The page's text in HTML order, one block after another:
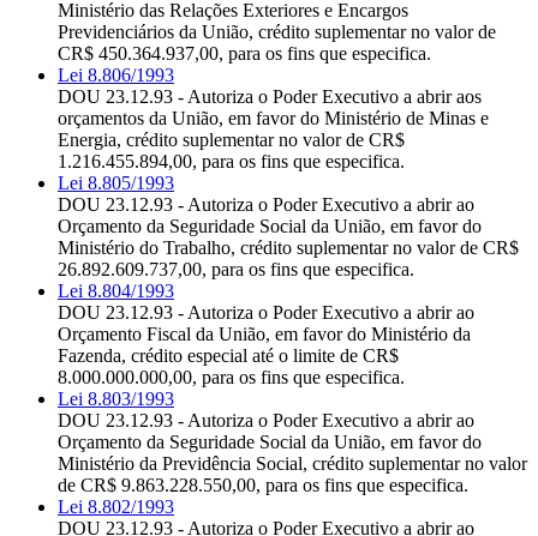
Ministério das Relações Exteriores e Encargos
Previdenciários da União, crédito suplementar no valor de
CR$ 450.364.937,00, para os fins que especifica.
Lei 8.806/1993
DOU 23.12.93 - Autoriza o Poder Executivo a abrir aos
orçamentos da União, em favor do Ministério de Minas e
Energia, crédito suplementar no valor de CR$
1.216.455.894,00, para os fins que especifica.
Lei 8.805/1993
DOU 23.12.93 - Autoriza o Poder Executivo a abrir ao
Orçamento da Seguridade Social da União, em favor do
Ministério do Trabalho, crédito suplementar no valor de CR$
26.892.609.737,00, para os fins que especifica.
Lei 8.804/1993
DOU 23.12.93 - Autoriza o Poder Executivo a abrir ao
Orçamento Fiscal da União, em favor do Ministério da
Fazenda, crédito especial até o limite de CR$
8.000.000.000,00, para os fins que especifica.
Lei 8.803/1993
DOU 23.12.93 - Autoriza o Poder Executivo a abrir ao
Orçamento da Seguridade Social da União, em favor do
Ministério da Previdência Social, crédito suplementar no valor
de CR$ 9.863.228.550,00, para os fins que especifica.
Lei 8.802/1993
DOU 23.12.93 - Autoriza o Poder Executivo a abrir ao